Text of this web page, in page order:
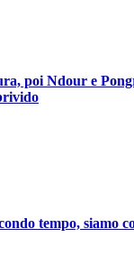
poi Ndour e
tempo, siamo